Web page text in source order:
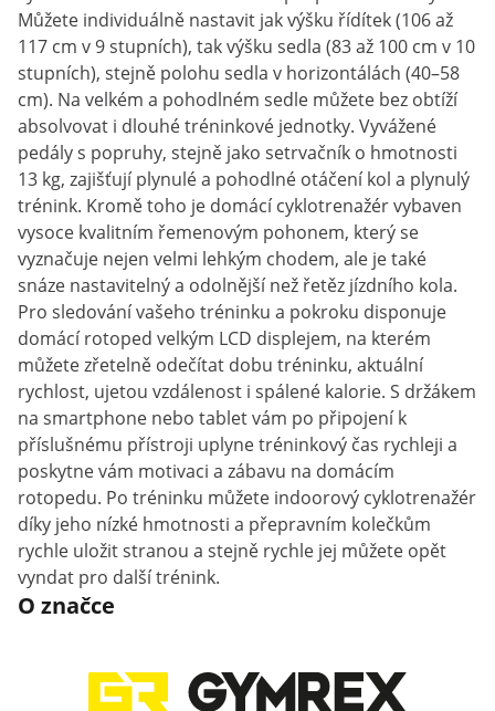
Můžete individuálně nastavit jak výšku řídítek (106 až
117 cm v 9 stupních), tak výšku sedla (83 až 100 cm v 10
stupních), stejně polohu sedla v horizontálách (40–58
cm). Na velkém a pohodlném sedle můžete bez obtíží
absolvovat i dlouhé tréninkové jednotky. Vyvážené
pedály s popruhy, stejně jako setrvačník o hmotnosti
13 kg, zajišťují plynulé a pohodlné otáčení kol a plynulý
trénink. Kromě toho je domácí cyklotrenažér vybaven
vysoce kvalitním řemenovým pohonem, který se
vyznačuje nejen velmi lehkým chodem, ale je také
snáze nastavitelný a odolnější než řetěz jízdního kola.
Pro sledování vašeho tréninku a pokroku disponuje
domácí rotoped velkým LCD displejem, na kterém
můžete zřetelně odečítat dobu tréninku, aktuální
rychlost, ujetou vzdálenost i spálené kalorie. S držákem
na smartphone nebo tablet vám po připojení k
příslušnému přístroji uplyne tréninkový čas rychleji a
poskytne vám motivaci a zábavu na domácím
rotopedu. Po tréninku můžete indoorový cyklotrenažér
díky jeho nízké hmotnosti a přepravním kolečkům
rychle uložit stranou a stejně rychle jej můžete opět
vyndat pro další trénink.
O značce